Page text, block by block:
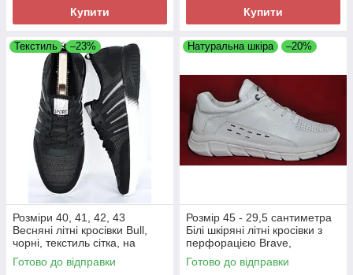
Купити Купити
Текстиль –23%
Розміри 40, 41, 42, 43
Весняні літні кросівки Bull,
чорні, текстиль сітка, на
підошві з піни, легкі та зручні
Готово до відправки
Натуральна шкіра –20%
Розмір 45 - 29,5 сантиметра
Білі шкіряні літні кросівки з
перфорацією Brave,
повнорозмірні, на підошві з
піни, легкі та зручні
Готово до відправки